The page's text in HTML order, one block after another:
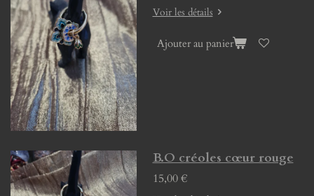
Voir les détails
Ajouter au panier
B.O créoles cœur rouge
15,00 €